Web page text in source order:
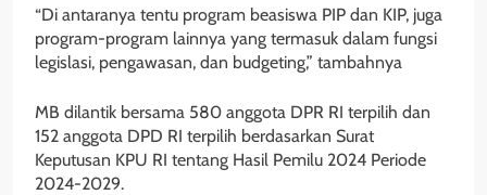
“Di antaranya tentu program beasiswa PIP dan KIP, juga
program-program lainnya yang termasuk dalam fungsi
legislasi, pengawasan, dan budgeting,” tambahnya
MB dilantik bersama 580 anggota DPR RI terpilih dan
152 anggota DPD RI terpilih berdasarkan Surat
Keputusan KPU RI tentang Hasil Pemilu 2024 Periode
2024-2029.